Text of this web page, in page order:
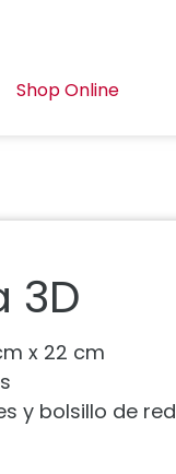
Shop Online
3D
x 22 cm
y bolsillo de red